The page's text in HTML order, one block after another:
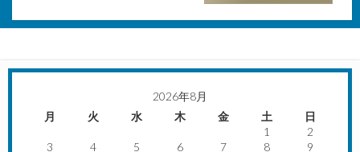
2026年8月
月
火 水 木 金 土
日
1
2
3
4 5 6 7 8
9